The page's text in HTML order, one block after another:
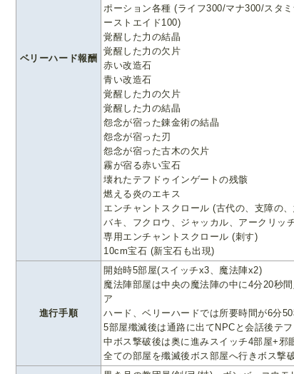
ベリーハード報酬
ポーション各種 (ライフ300/マナ300/スタ
ーストエイド100)
覚醒した力の結晶
覚醒した力の欠片
赤い改造石
青い改造石
覚醒した力の欠片
覚醒した力の結晶
怨念が宿った錬金術の結晶
怨念が宿った刃
怨念が宿った古木の欠片
霧が宿る赤い宝石
壊れたテフドゥインゲートの残骸
燃える炎のエキス
エンチャントスクロール (古代の、支障の
バキ、フクロウ、ジャッカル、アークリッチ
専用エンチャントスクロール (刺す)
10cm宝石 (新宝石も出現)
進行手順
開始時5部屋(スイッチx3、魔法陣x2)
魔法陣部屋は中央の魔法陣の中に4分20秒
ア
ハード、ベリーハードでは所要時間が6分
5部屋殲滅後は通路に出てNPCと会話後テ
中ボス撃破後は奥に進みスイッチ4部屋+邪
全ての部屋を殲滅後ボス部屋へ行きボス撃